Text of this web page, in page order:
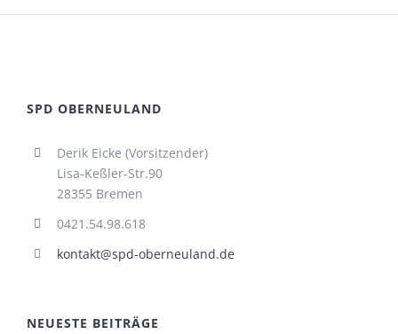
SPD OBERNEULAND
Derik Eicke (Vorsitzender)
Lisa-Keßler-Str.90
28355 Bremen
0421.54.98.618
kontakt@spd-oberneuland.de
NEUESTE BEITRÄGE